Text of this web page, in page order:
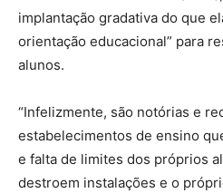
implantação gradativa do que
orientação educacional” para
alunos.
“Infelizmente, são notórias e
estabelecimentos de ensino
e falta de limites dos próprios
destroem instalações e o